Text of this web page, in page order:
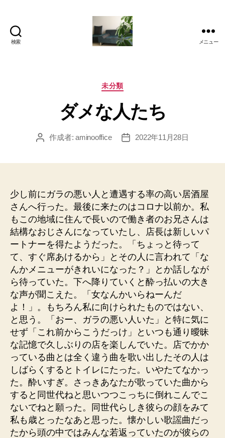
検索
美
か
も
の
グ
メニュー
カ
ゴ
リ
未分類
ダメな人たち
投
作成者:aminooffice
投
2022年11月28日
少し前にガラの悪い人と遭遇する率の高い居酒屋
さんへ行った。最後に来たのはコロナ以前か。私
もこの地域に住んで長いので働き者のお兄さんは
結構なおじさんになっていたし、店長は新しいパ
ートナーを得たようだった。「ちょっと待って
て、すぐ席あけるから」とその人に言われて「な
んかメニューがきれいになった？」とか話しなが
ら待っていた。下へ降りていくと酔っ払いの大き
な声が聞こえた。「女なんかいらねーんだ
よ！」。もちろん私に向けられたものではない、
と思う。「おー、ガラの悪い人いた」と特に気に
せず「これ前からこうだっけ」といつも通り曖昧
な記憶で久しぶりの店を楽しんでいた。店でかか
っている曲とは全く違う曲を歌い出したその人は
しばらくするとトイレにたった。いやたてなかっ
た。酔いすぎ。さっきあなたが歌っていた曲から
すると同世代ねと思いつつこっちに倒れこんでこ
ないでねと願った。同世代らしき彼らの顔をみて
私も歳とったなあと思った。懐かしい歌謡曲だっ
たから頭の中ではみんな若返っていたのが彼らの